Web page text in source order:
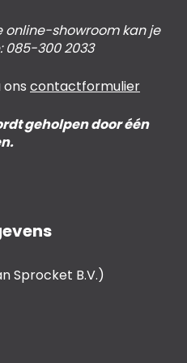
online-showroom kan je
085-300 2033
contactformulier
geholpen door één
Sprocket B.V.)